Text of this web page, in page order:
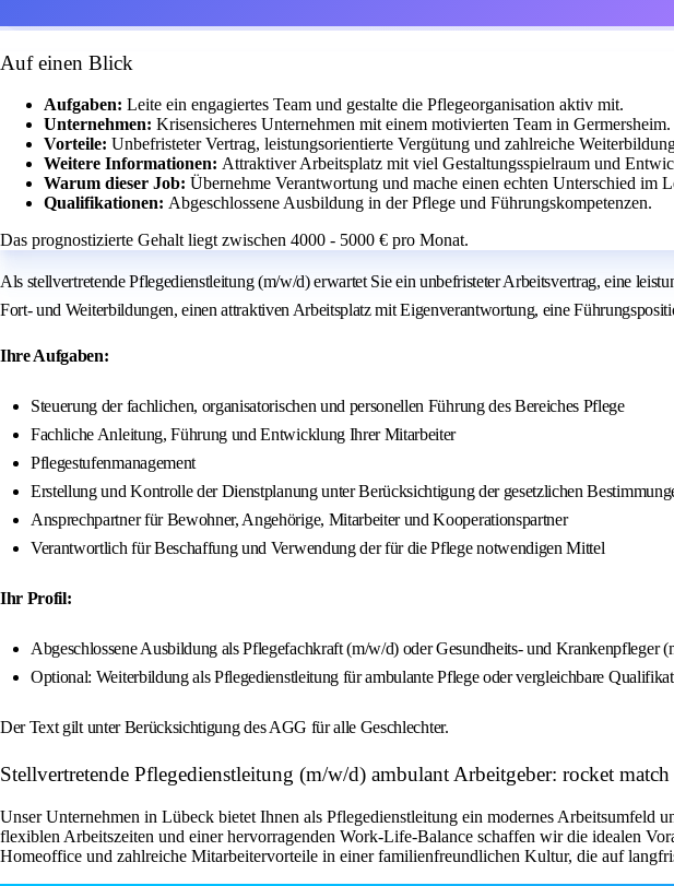
Auf einen Blick
Aufgaben: Leite ein engagiertes Team und gestalte die Pflegeorganisation aktiv mit.
Unternehmen: Krisensicheres Unternehmen mit einem motivierten Team in Germersheim.
Vorteile: Unbefristeter Vertrag, leistungsorientierte Vergütung und zahlreiche
Weitere Informationen: Attraktiver Arbeitsplatz mit viel Gestaltungsspielraum und
Warum dieser Job: Übernehme Verantwortung und mache einen echten Unterschied im
Qualifikationen: Abgeschlossene Ausbildung in der Pflege und Führungskompetenzen.
Das prognostizierte Gehalt liegt zwischen 4000 - 5000 € pro Monat.
Als stellvertretende Pflegedienstleitung (m/w/d) erwartet Sie ein unbefristeter Arbeitsvertrag, eine
Fort- und Weiterbildungen, einen attraktiven Arbeitsplatz mit Eigenverantwortung, eine
Ihre Aufgaben:
Steuerung der fachlichen, organisatorischen und personellen Führung des Bereiches Pflege
Fachliche Anleitung, Führung und Entwicklung Ihrer Mitarbeiter
Pflegestufenmanagement
Erstellung und Kontrolle der Dienstplanung unter Berücksichtigung der gesetzlichen
Ansprechpartner für Bewohner, Angehörige, Mitarbeiter und Kooperationspartner
Verantwortlich für Beschaffung und Verwendung der für die Pflege notwendigen Mittel
Ihr Profil:
Abgeschlossene Ausbildung als Pflegefachkraft (m/w/d) oder Gesundheits- und Krankenpfleger
Optional: Weiterbildung als Pflegedienstleitung für ambulante Pflege oder vergleichbare
Der Text gilt unter Berücksichtigung des AGG für alle Geschlechter.
Stellvertretende Pflegedienstleitung (m/w/d) ambulant Arbeitgeber: rocket
Unser Unternehmen in Lübeck bietet Ihnen als Pflegedienstleitung ein modernes
flexiblen Arbeitszeiten und einer hervorragenden Work-Life-Balance schaffen wir die idealen
Homeoffice und zahlreiche Mitarbeitervorteile in einer familienfreundlichen Kultur, die auf